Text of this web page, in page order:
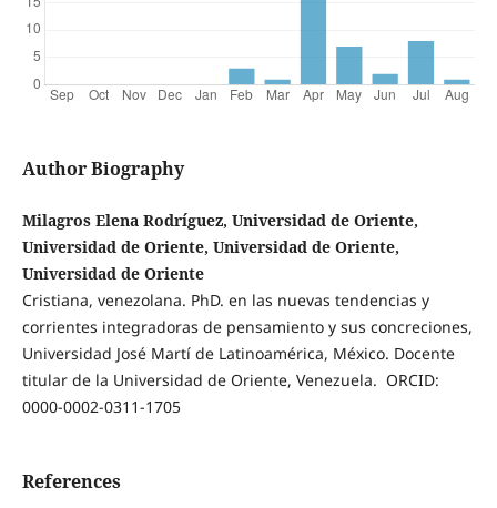
Author Biography
Milagros Elena Rodríguez, Universidad de Oriente,
Universidad de Oriente, Universidad de Oriente,
Universidad de Oriente
Cristiana, venezolana. PhD. en las nuevas tendencias y
corrientes integradoras de pensamiento y sus concreciones,
Universidad José Martí de Latinoamérica, México. Docente
titular de la Universidad de Oriente, Venezuela. ORCID:
0000-0002-0311-1705
References